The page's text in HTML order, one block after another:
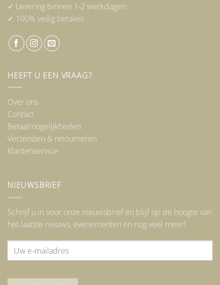
✓ Levering binnen 1-2 werkdagen
✓ 100% veilig betalen
HEEFT U EEN VRAAG?
Over ons
Contact
Betaalmogelijkheden
Verzenden & retourneren
Klantenservice
NIEUWSBRIEF
Schrijf u in voor onze nieuwsbrief en blijf op de hoogte van
het laatste nieuws, evenementen en nog veel meer!